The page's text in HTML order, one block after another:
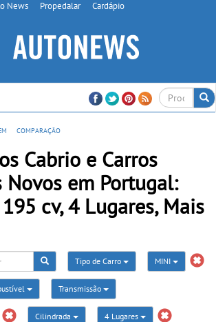
News Propedalar Cardápio
comparação
Cabrio e Carros
em Portugal:
cv, 4 Lugares, Mais
Tipo de Carro MINI
Transmissão
Cilindrada 4 Lugares